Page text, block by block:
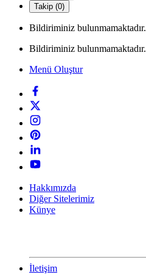
Takip (0)
Bildiriminiz bulunmamaktadır.
Bildiriminiz bulunmamaktadır.
Menü Oluştur
Hakkımızda
Diğer Sitelerimiz
Künye
İletişim